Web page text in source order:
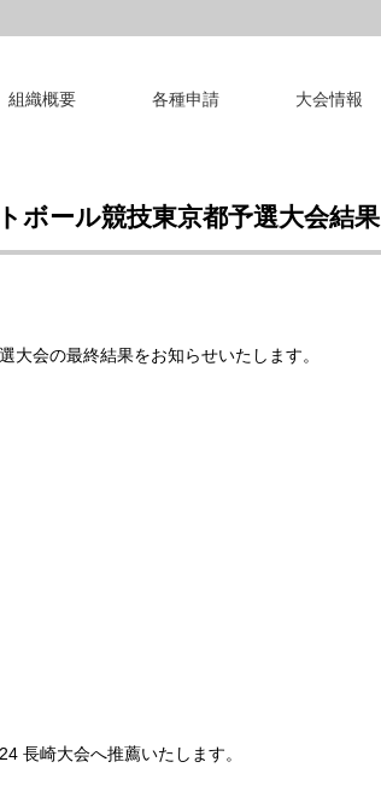
組織概要 各種申請 大会情報
ボール競技東京都予選大会結果
大会の最終結果をお知らせいたします。
長崎大会へ推薦いたします。